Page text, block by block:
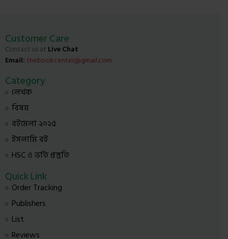
Customer Care
Contact us at Live Chat
Email: thebookcenter@gmail.com
Category
লেখক
বিষয়
বইমেলা ২০২৫
ইসলামি বই
HSC ও ভর্তি প্রস্তুতি
Quick Link
Order Tracking
Publishers
List
Reviews